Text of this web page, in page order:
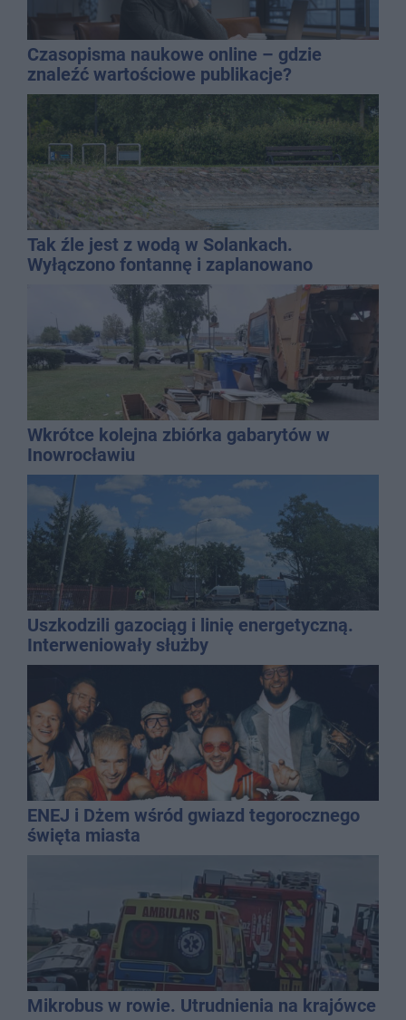
Czasopisma naukowe online – gdzie
znaleźć wartościowe publikacje?
Tak źle jest z wodą w Solankach.
Wyłączono fontannę i zaplanowano
Wkrótce kolejna zbiórka gabarytów w
Inowrocławiu
Uszkodzili gazociąg i linię energetyczną.
Interweniowały służby
ENEJ i Dżem wśród gwiazd tegorocznego
święta miasta
Mikrobus w rowie. Utrudnienia na krajówce